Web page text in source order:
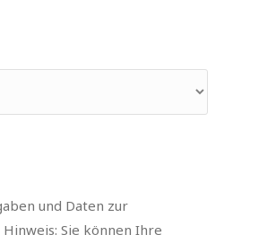
und Daten zur
Sie können Ihre